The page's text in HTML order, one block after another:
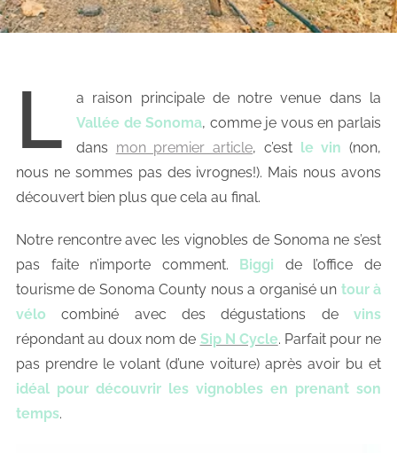
L
a raison principale de notre venue dans la
Vallée de Sonoma, comme je vous en parlais
dans mon premier article, c’est le vin (non,
nous ne sommes pas des ivrognes!). Mais nous avons
découvert bien plus que cela au final.
Notre rencontre avec les vignobles de Sonoma ne s’est
pas faite n’importe comment.
Biggi de l’office de
tourisme de Sonoma County nous a organisé un tour à
vélo combiné avec des dégustations devins
répondant au doux nom de Sip N Cycle. Parfait pour ne
pas prendre le volant (d’une voiture) après avoir bu et
idéal pour découvrir les vignobles en prenant son
temps.